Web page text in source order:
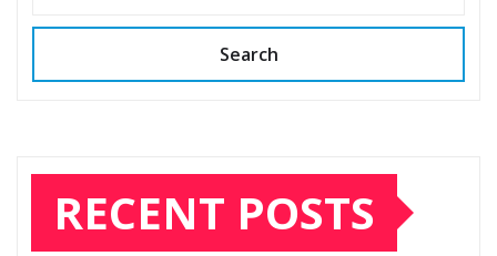
Search
RECENT POSTS